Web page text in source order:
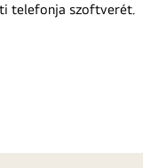
telefonja szoftverét.